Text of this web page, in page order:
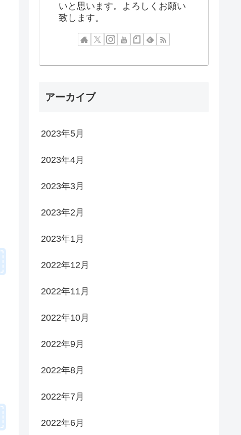
いと思います。よろしくお願い
致します。
アーカイブ
2023年5月
2023年4月
2023年3月
2023年2月
2023年1月
2022年12月
2022年11月
2022年10月
2022年9月
2022年8月
2022年7月
2022年6月